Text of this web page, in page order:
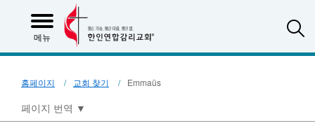
메뉴
홈페이지 교회 찾기 Emmaüs
페이지 번역 ▼